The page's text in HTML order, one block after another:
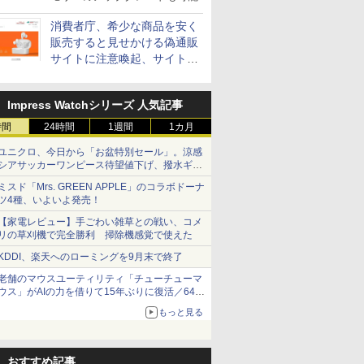
消費者庁、希少な商品を安く
販売すると見せかける偽通販
サイトに注意喚起、サイト名
Impress Watchシリーズ 人気記事
24時間 1週間 1カ月
ニクロ、今日から「お盆特別セール」。涼感
アサッカーワンピース待望値下げ、撥水ギア
ョーツは1990円に
スド「Mrs. GREEN APPLE」のコラボドーナ
4種、いよいよ発売！
家電レビュー】手ごわい雑草との戦い、コメ
の草刈機で完全勝利 掃除機感覚で使えた
、楽天へのローミングを9月末で終了
舗のマウスユーティリティ「チューチューマ
ス」がAIの力を借りて15年ぶりに復活／64bit
、Windows 10/11、「Chrome」も走り回
。復活記念で2026年末まで500円
もっと見る